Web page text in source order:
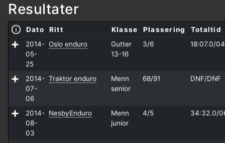
Resultater
Dato Ritt Klasse Plassering
Totaltid
2014-
05-
25
Oslo enduro
Gutter
13-16
3/6 18:07.0/
2014-
07-
06
Traktor enduro
Menn
senior
68/91 DNF/DNF
2014-
08-
03
NesbyEnduro
Menn
junior
4/5 34:32.0/